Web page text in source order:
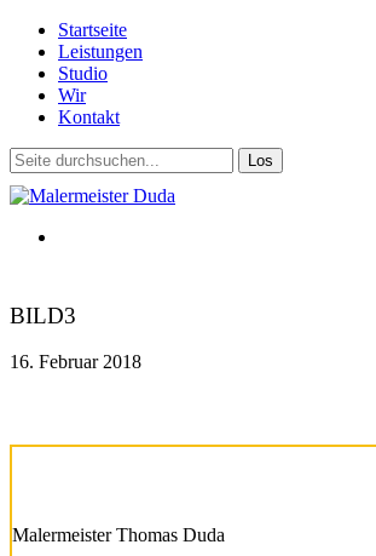
Startseite
Leistungen
Studio
Wir
Kontakt
BILD3
16. Februar 2018
Malermeister Thomas Duda